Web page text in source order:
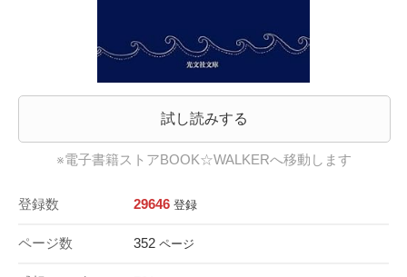
試し読みする
※電子書籍ストアBOOK☆WALKERへ移動します
登録数 29646 登録
ページ数 352 ページ